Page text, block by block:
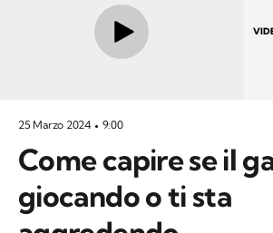
25 Marzo 2024 9:00
Come capire se il
giocando o ti sta